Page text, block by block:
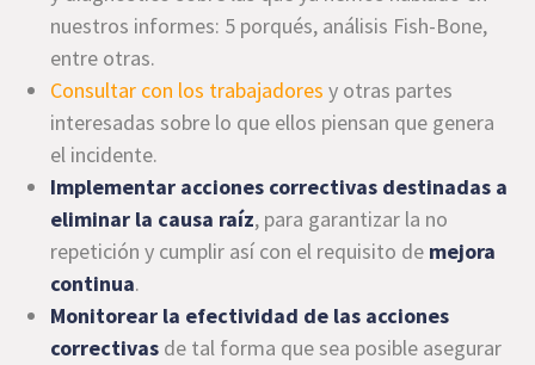
nuestros informes: 5 porqués, análisis Fish-Bone,
entre otras.
Consultar con los trabajadores y otras partes
interesadas sobre lo que ellos piensan que genera
el incidente.
Implementar acciones correctivas destinadas a
eliminar la causa raíz, para garantizar la no
repetición y cumplir así con el requisito de mejora
continua.
Monitorear la efectividad de las acciones
correctivas de tal forma que sea posible asegurar